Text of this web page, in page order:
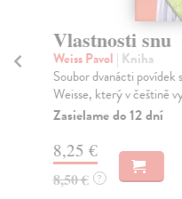
Vlastnosti snu
Weiss Pavol | Kniha
Soubor dvanácti povídek
Weisse, který v češtině
Zasielame do 12 dní
8,25 €
8,50 € ?